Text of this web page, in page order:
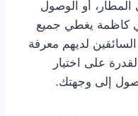
أو الوصول
كاظمة يغطي جميع
لديهم معرفة
على اختيار
إلى وجهتك.